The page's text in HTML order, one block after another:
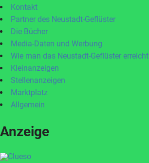
Kontakt
Partner des Neustadt-Geflüster
Die Bücher
Media-Daten und Werbung
Wie man das Neustadt-Geflüster erreicht
Kleinanzeigen
Stellenanzeigen
Marktplatz
Allgemein
Anzeige